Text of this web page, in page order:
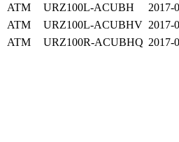
ATM URZ100L-ACUBH
2017-
ATM URZ100L-ACUBHV 2017-
ATM URZ100R-ACUBHQ 2017-